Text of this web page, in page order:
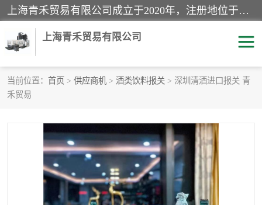
上海青禾贸易有限公司成立于2020年，注册地位于上海市宝山区。经营范围包括：机械设备、五金制品、劳防用品、电子产品、塑胶制品、家具、模具、纺织品、仪器仪表、建筑材料、装饰材料、化工产品、金属制品、机车配件等货物进出口报关、清关服务。
上海青禾贸易有限公司
当前位置： 首页 > 供应商机 > 酒类饮料报关 > 深圳清酒进口报关 青
禾贸易
酒类饮料报关
进口退运报关 服装进口清关
快递清关 进口杂货清关
家用电器报关 机床进口清关